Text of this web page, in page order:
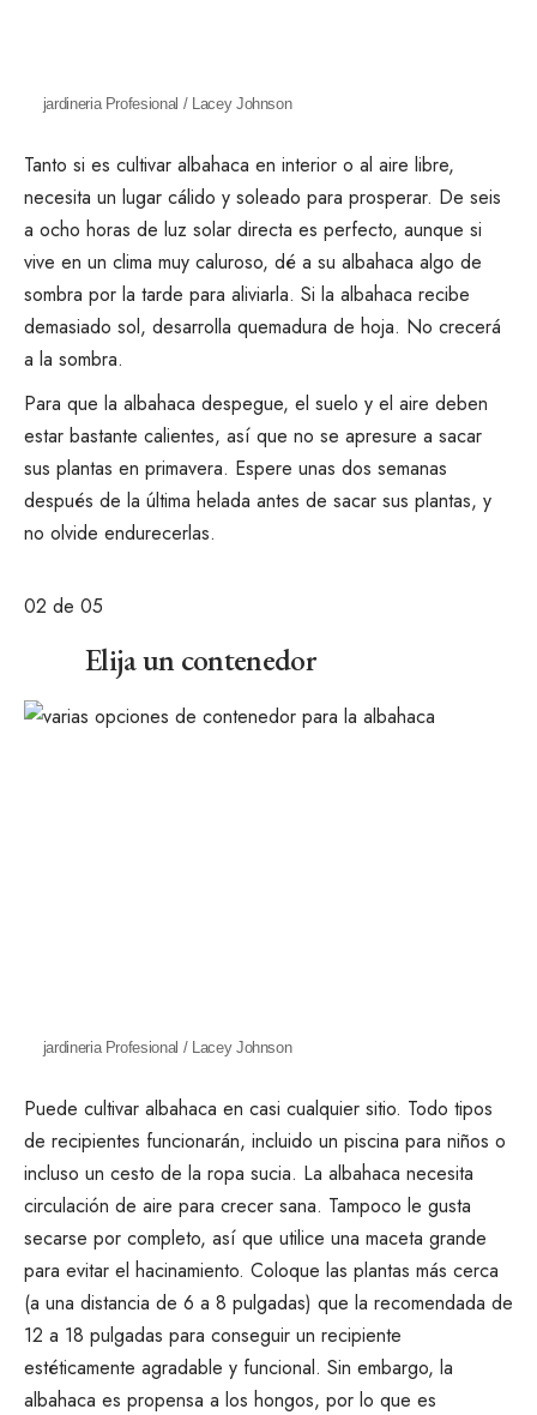
jardineria Profesional / Lacey Johnson
Tanto si es cultivar albahaca en interior o al aire libre,
necesita un lugar cálido y soleado para prosperar. De seis
a ocho horas de luz solar directa es perfecto, aunque si
vive en un clima muy caluroso, dé a su albahaca algo de
sombra por la tarde para aliviarla. Si la albahaca recibe
demasiado sol, desarrolla quemadura de hoja. No crecerá
a la sombra.
Para que la albahaca despegue, el suelo y el aire deben
estar bastante calientes, así que no se apresure a sacar
sus plantas en primavera. Espere unas dos semanas
después de la última helada antes de sacar sus plantas, y
no olvide endurecerlas.
02 de 05
Elija un contenedor
jardineria Profesional / Lacey Johnson
Puede cultivar albahaca en casi cualquier sitio. Todo tipos
de recipientes funcionarán, incluido un piscina para niños o
incluso un cesto de la ropa sucia. La albahaca necesita
circulación de aire para crecer sana. Tampoco le gusta
secarse por completo, así que utilice una maceta grande
para evitar el hacinamiento. Coloque las plantas más cerca
(a una distancia de 6 a 8 pulgadas) que la recomendada de
12 a 18 pulgadas para conseguir un recipiente
estéticamente agradable y funcional. Sin embargo, la
albahaca es propensa a los hongos, por lo que es